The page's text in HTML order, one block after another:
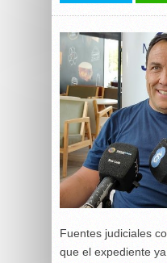
Fuentes judiciales
que el expediente